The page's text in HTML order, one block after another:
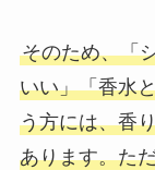
そのため、「
いい」「香水
う方には、香
あります。た